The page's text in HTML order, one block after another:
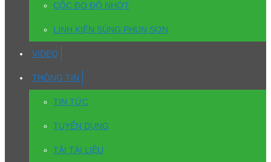
CỐC ĐO ĐỘ NHỚT
LINH KIỆN SÚNG PHUN SƠN
VIDEO
THÔNG TIN
TIN TỨC
TUYỂN DỤNG
TẢI TÀI LIỆU